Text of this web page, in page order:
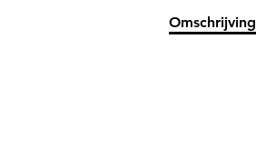
Omschrijving